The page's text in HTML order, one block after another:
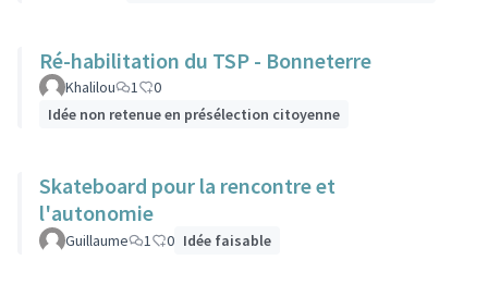
Ré-habilitation du TSP - Bonneterre
Khalilou 1
0
Idée non retenue en présélection citoyenne
Skateboard pour la rencontre et
l'autonomie
Guillaume 1 0 Idée faisable